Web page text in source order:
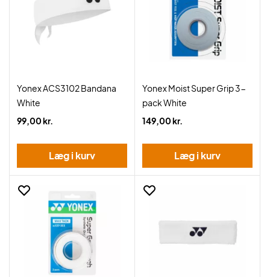
Yonex ACS3102 Bandana
White
99,00 kr.
Læg i kurv
Yonex Moist Super Grip 3-
pack White
149,00 kr.
Læg i kurv